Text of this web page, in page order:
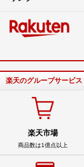
楽天のグループサービス
楽天市場
商品数は1億点以上